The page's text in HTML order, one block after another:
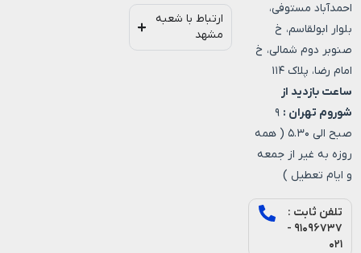
احمدآباد مستوفی،
بلوار ابولقاسم، خ
صنوبر دوم شمالی، خ
امام رضا، پلاک ۱۱۴
ساعت بازدید از
شوروم تهران : ۹
صبح الی ۵.۳۰ ( همه
روزه به غیر از جمعه
و ایام تعطیل )
تلفن ثابت :
۹۱۰۹۶۷۳۷ -
۰۲۱
ارتباط با شعبه
مشهد